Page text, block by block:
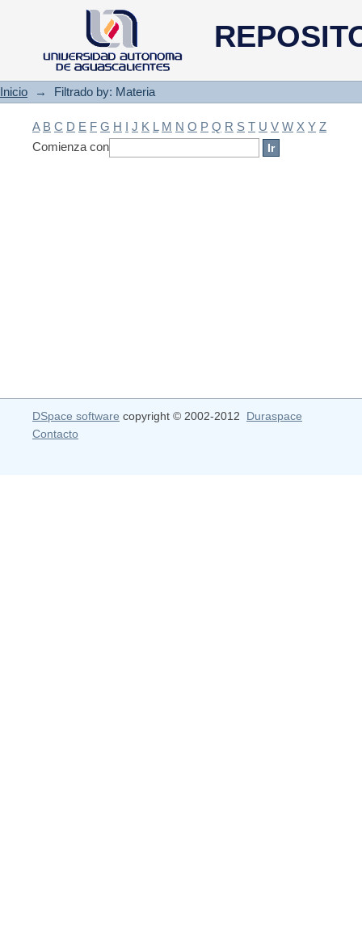
Filtrado by: Materia
Inicio → Filtrado by: Materia
A B C D E F G H I J K L M N O P Q R S T U V W X Y Z
Comienza con
DSpace software copyright © 2002-2012 Duraspace
Contacto